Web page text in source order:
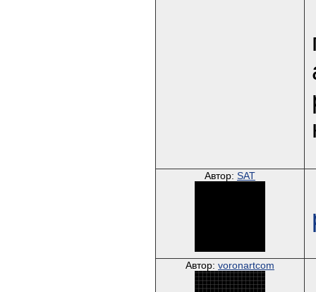
Автор: SAT
Автор: voronartcom